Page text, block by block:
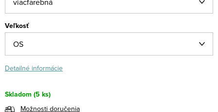
Veľkosť
Detailné informácie
Skladom (5 ks)
Možnosti doručenia